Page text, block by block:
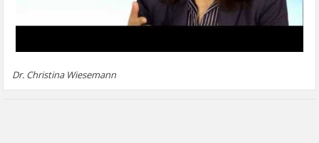
Dr. Christina Wiesemann